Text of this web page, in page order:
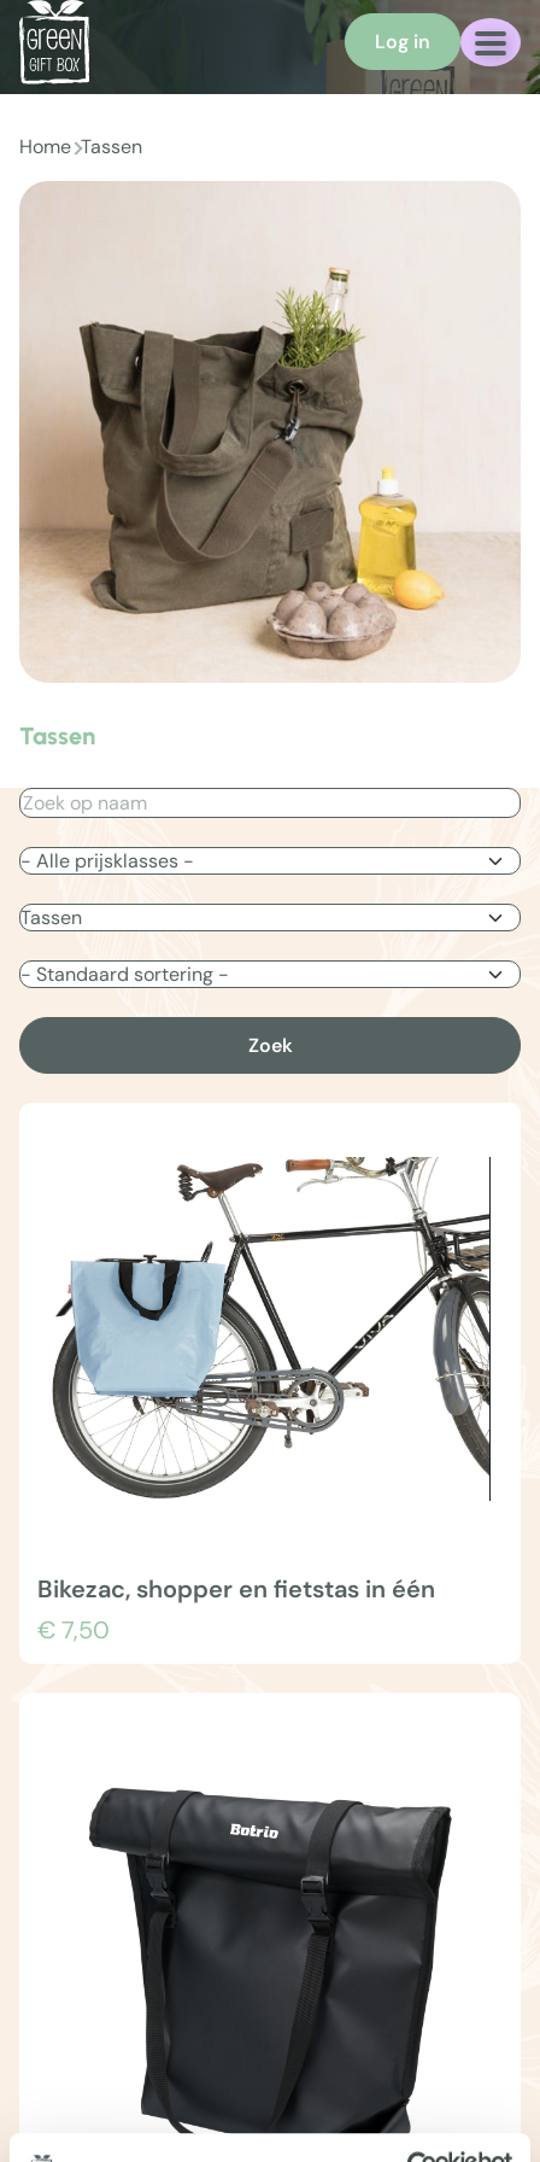
Log in
Home Tassen
Tassen
Zoek
Bikezac, shopper en fietstas in één
€ 7,50